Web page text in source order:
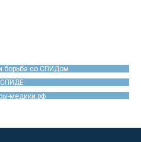
борьба со СПИДом
медики.рф